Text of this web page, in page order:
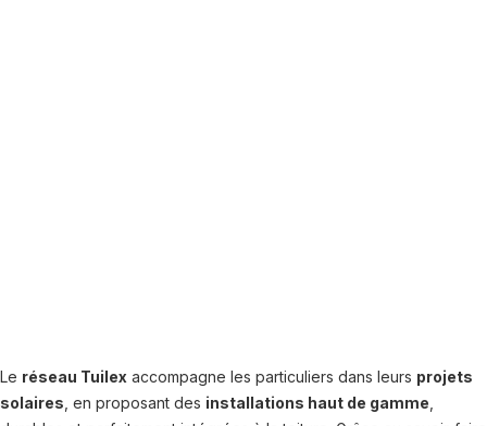
Le réseau Tuilex accompagne les particuliers dans leurs projets
solaires , en proposant des installations haut de gamme